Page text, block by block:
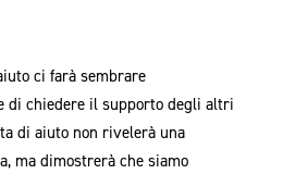
ci farà sembrare
di chiedere il supporto degli altri
di aiuto non rivelerà una
ma dimostrerà che siamo